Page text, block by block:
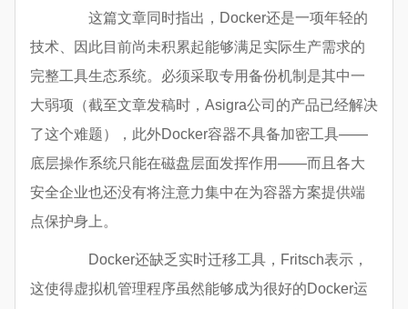
这篇文章同时指出，Docker还是一项年轻的
技术、因此目前尚未积累起能够满足实际生产需求的
完整工具生态系统。必须采取专用备份机制是其中一
大弱项（截至文章发稿时，Asigra公司的产品已经解决
了这个难题），此外Docker容器不具备加密工具——
底层操作系统只能在磁盘层面发挥作用——而且各大
安全企业也还没有将注意力集中在为容器方案提供端
点保护身上。
Docker还缺乏实时迁移工具，Fritsch表示，
这使得虚拟机管理程序虽然能够成为很好的Docker运